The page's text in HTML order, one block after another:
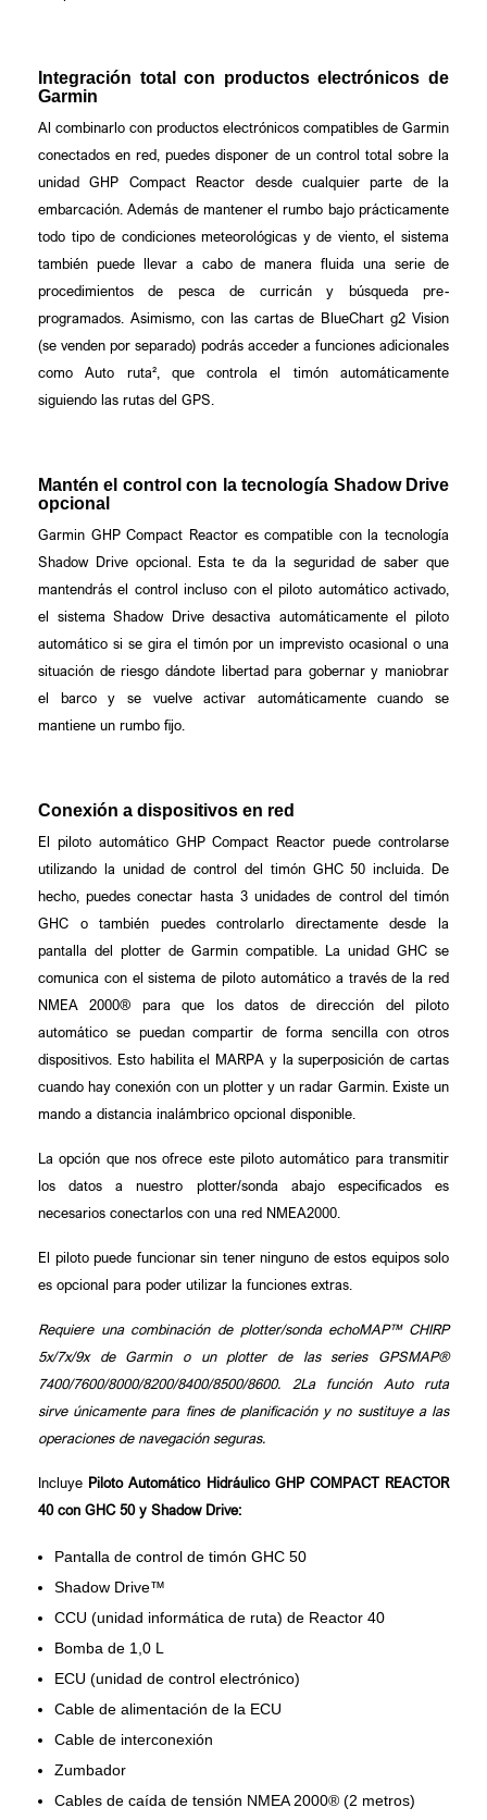
Integración total con productos electrónicos de
Garmin
Al combinarlo con productos electrónicos compatibles de Garmin
conectados en red, puedes disponer de un control total sobre la
unidad GHP Compact Reactor desde cualquier parte de la
embarcación. Además de mantener el rumbo bajo prácticamente
todo tipo de condiciones meteorológicas y de viento, el sistema
también puede llevar a cabo de manera fluida una serie de
procedimientos de pesca de curricán y búsqueda pre-
programados. Asimismo, con las cartas de BlueChart g2 Vision
(se venden por separado) podrás acceder a funciones adicionales
como Auto ruta², que controla el timón automáticamente
siguiendo las rutas del GPS.
Mantén el control con la tecnología Shadow Drive
opcional
Garmin GHP Compact Reactor es compatible con la tecnología
Shadow Drive opcional. Esta te da la seguridad de saber que
mantendrás el control incluso con el piloto automático activado,
el sistema Shadow Drive desactiva automáticamente el piloto
automático si se gira el timón por un imprevisto ocasional o una
situación de riesgo dándote libertad para gobernar y maniobrar
el barco y se vuelve activar automáticamente cuando se
mantiene un rumbo fijo.
Conexión a dispositivos en red
El piloto automático GHP Compact Reactor puede controlarse
utilizando la unidad de control del timón GHC 50 incluida. De
hecho, puedes conectar hasta 3 unidades de control del timón
GHC o también puedes controlarlo directamente desde la
pantalla del plotter de Garmin compatible. La unidad GHC se
comunica con el sistema de piloto automático a través de la red
NMEA 2000® para que los datos de dirección del piloto
automático se puedan compartir de forma sencilla con otros
dispositivos. Esto habilita el MARPA y la superposición de cartas
cuando hay conexión con un plotter y un radar Garmin. Existe un
mando a distancia inalámbrico opcional disponible.
La opción que nos ofrece este piloto automático para transmitir
los datos a nuestro plotter/sonda abajo especificados es
necesarios conectarlos con una red NMEA2000.
El piloto puede funcionar sin tener ninguno de estos equipos solo
es opcional para poder utilizar la funciones extras.
Requiere una combinación de plotter/sonda echoMAP™ CHIRP
5x/7x/9x de Garmin o un plotter de las series GPSMAP®
7400/7600/8000/8200/8400/8500/8600. 2La función Auto ruta
sirve únicamente para fines de planificación y no sustituye a las
operaciones de navegación seguras.
Incluye Piloto Automático Hidráulico GHP COMPACT REACTOR
40 con GHC 50 y Shadow Drive:
Pantalla de control de timón GHC 50
Shadow Drive™
CCU (unidad informática de ruta) de Reactor 40
Bomba de 1,0 L
ECU (unidad de control electrónico)
Cable de alimentación de la ECU
Cable de interconexión
Zumbador
Cables de caída de tensión NMEA 2000® (2 metros)